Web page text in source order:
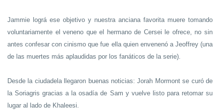
Jammie lográ ese objetivo y nuestra anciana favorita muere tomando
voluntariamente el veneno que el hermano de Cersei le ofrece, no sin
antes confesar con cinismo que fue ella quien envenenó a Jeoffrey (una
de las muertes más aplaudidas por los fanáticos de la serie).
Desde la ciudadela llegaron buenas noticias: Jorah Mormont se curó de
la Soriagris gracias a la osadía de Sam y vuelve listo para retomar su
lugar al lado de Khaleesi.